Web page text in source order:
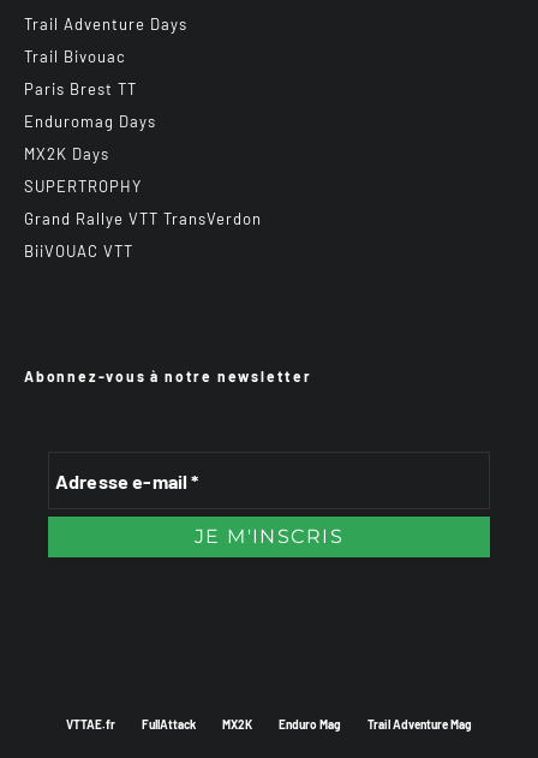
Trail Adventure Days
Trail Bivouac
Paris Brest TT
Enduromag Days
MX2K Days
SUPERTROPHY
Grand Rallye VTT TransVerdon
BiiVOUAC VTT
Abonnez-vous à notre newsletter
VTTAE.fr FullAttack MX2K Enduro Mag Trail Adventure Mag